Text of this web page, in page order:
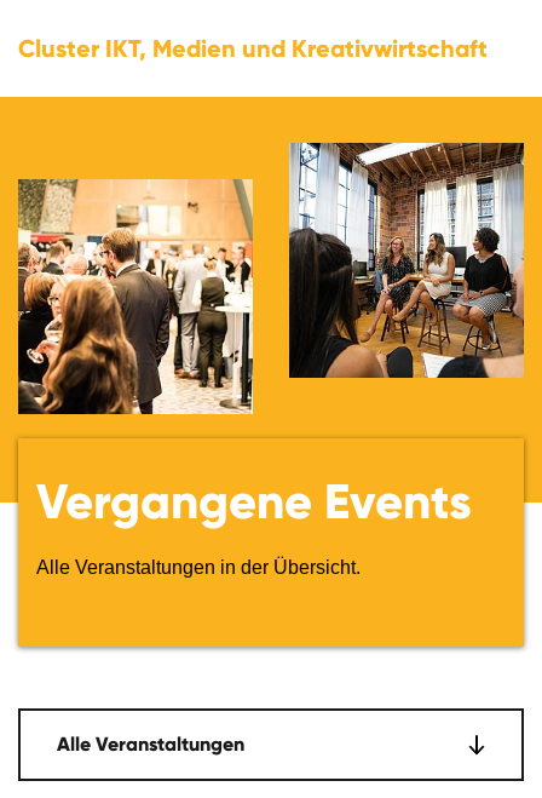
Cluster IKT, Medien und Kreativwirtschaft
Vergangene Events
Alle Veranstaltungen in der Übersicht.
Alle Veranstaltungen